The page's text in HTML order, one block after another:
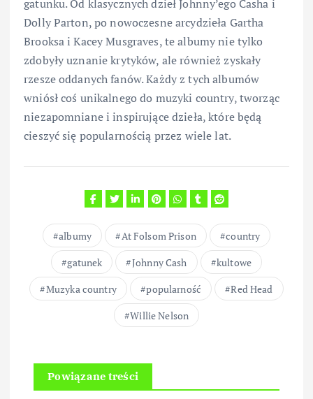
gatunku. Od klasycznych dzieł Johnny’ego Casha i
Dolly Parton, po nowoczesne arcydzieła Gartha
Brooksa i Kacey Musgraves, te albumy nie tylko
zdobyły uznanie krytyków, ale również zyskały
rzesze oddanych fanów. Każdy z tych albumów
wniósł coś unikalnego do muzyki country, tworząc
niezapomniane i inspirujące dzieła, które będą
cieszyć się popularnością przez wiele lat.
albumy At Folsom Prison
country
gatunek
Johnny Cash
kultowe
Muzyka country
popularność
Red Head
Willie Nelson
Powiązane treści